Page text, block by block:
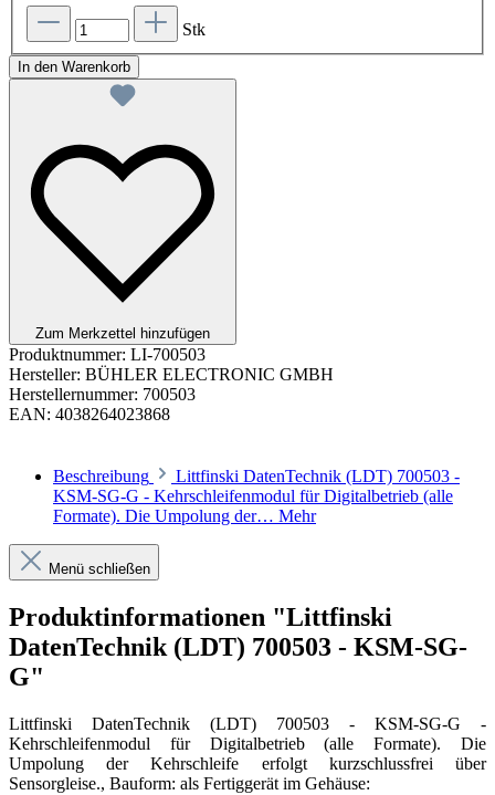
Stk
In den Warenkorb
Zum Merkzettel hinzufügen
Produktnummer: LI-700503
Hersteller: BÜHLER ELECTRONIC GMBH
Herstellernummer: 700503
EAN: 4038264023868
Beschreibung
Littfinski DatenTechnik (LDT) 700503 -
KSM-SG-G - Kehrschleifenmodul für Digitalbetrieb (alle
Formate). Die Umpolung der… Mehr
Menü schließen
Produktinformationen "Littfinski
DatenTechnik (LDT) 700503 - KSM-SG-
G"
Littfinski DatenTechnik (LDT) 700503 - KSM-SG-G -
Kehrschleifenmodul für Digitalbetrieb (alle Formate). Die
Umpolung der Kehrschleife erfolgt kurzschlussfrei über
Sensorgleise., Bauform: als Fertiggerät im Gehäuse: